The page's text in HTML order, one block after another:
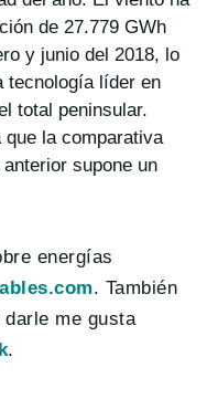
de 27.779 GWh
y junio del 2018, lo
tecnología líder en
total peninsular.
que la comparativa
supone un
energías
. También
darle me gusta
.